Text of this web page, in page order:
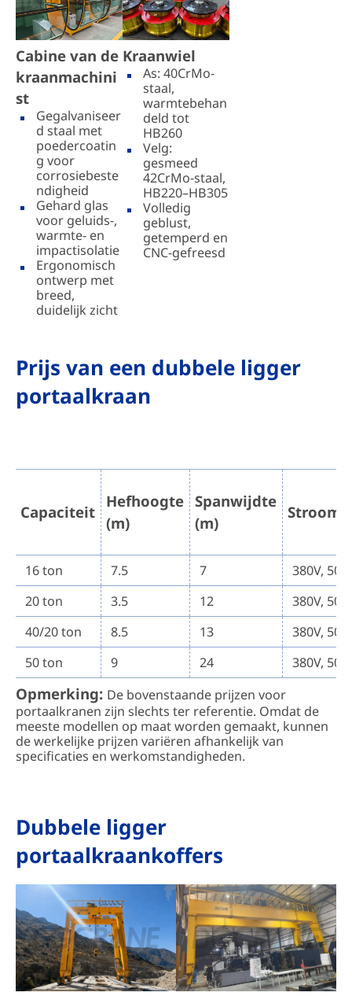
Cabine van de
kraanmachini
st
Gegalvaniseer
d staal met
poedercoatin
g voor
corrosiebeste
ndigheid
Gehard glas
voor geluids-,
warmte- en
impactisolatie
Ergonomisch
ontwerp met
breed,
duidelijk zicht
Kraanwiel
As: 40CrMo-
staal,
warmtebehan
deld tot
HB260
Velg:
gesmeed
42CrMo-staal,
HB220–HB305
Volledig
geblust,
getemperd en
CNC-gefreesd
Prijs van een dubbele ligger
portaalkraan
Capaciteit
Hefhoogte
(m)
Spanwijdte
(m)
16 ton 7.5 7
380V,
20 ton
3.5 12
380V,
40/20 ton
8.5 13
380V,
50 ton
9 24 380V,
Opmerking: De bovenstaande prijzen voor
portaalkranen zijn slechts ter referentie. Omdat de
meeste modellen op maat worden gemaakt, kunnen
de werkelijke prijzen variëren afhankelijk van
specificaties en werkomstandigheden.
Dubbele ligger
portaalkraankoffers